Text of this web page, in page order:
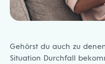
Gehörst du auch zu
Situation Durchfall